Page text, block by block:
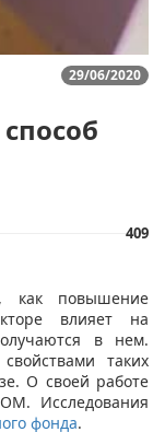
29/06/2020
409
как повышение
влияет на
в нем.
таких
О своей работе
Исследования
фонда.